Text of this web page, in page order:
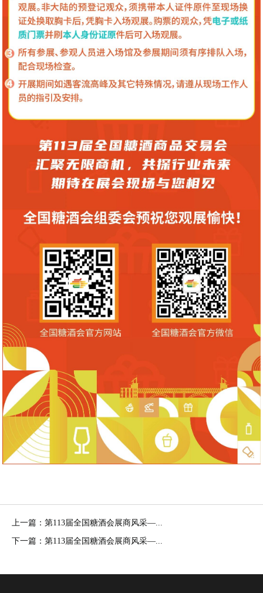
上一篇：第113届全国糖酒会展商风采—...
下一篇：第113届全国糖酒会展商风采—...